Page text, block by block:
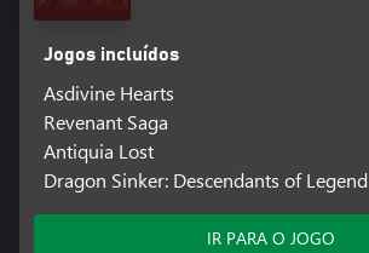
Jogos incluídos
Asdivine Hearts
Revenant Saga
Antiquia Lost
Dragon Sinker: Descendants of Legend
IR PARA O JOGO